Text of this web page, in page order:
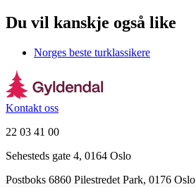
Du vil kanskje også like
Norges beste turklassikere
Kontakt oss
22 03 41 00
Sehesteds gate 4, 0164 Oslo
Postboks 6860 Pilestredet Park, 0176 Oslo